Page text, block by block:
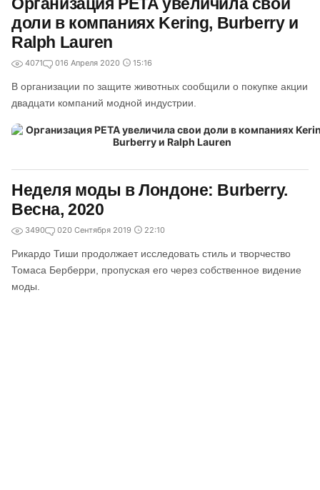
доли в компаниях Kering, Burberry и
Ralph Lauren
4071 016 Апреля 2020 15:16
В организации по защите животных сообщили о покупке акции
двадцати компаний модной индустрии.
Неделя моды в Лондоне: Burberry.
Весна, 2020
3490 020 Сентября 2019 22:10
Рикардо Тиши продолжает исследовать стиль и творчество
Томаса Берберри, пропуская его через собственное видение
моды.